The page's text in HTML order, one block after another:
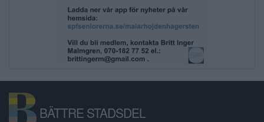
BÄTTRE STADSDEL